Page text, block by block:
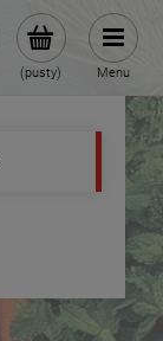
(pusty) Menu